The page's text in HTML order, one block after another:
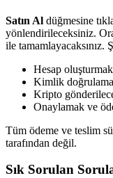
Satın Al düğmesine
yönlendirileceksiniz.
ile tamamlayacaksınız.
Hesap
Kimlik
Kripto
Onaylamak ve
Tüm ödeme ve teslim
tarafından değil.
Sık Sorulan